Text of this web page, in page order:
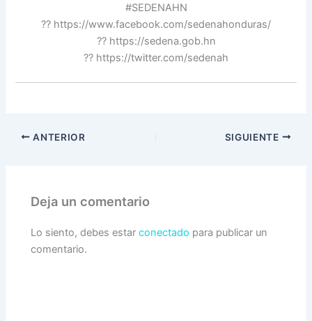
#SEDENAHN
?? https://www.facebook.com/sedenahonduras/
?? https://sedena.gob.hn
?? https://twitter.com/sedenah
ANTERIOR SIGUIENTE
Deja un comentario
Lo siento, debes estarconectado para publicar un
comentario.